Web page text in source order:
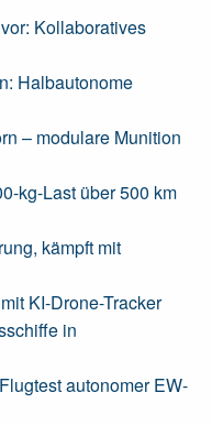
Kollaboratives
Halbautonome
– modulare Munition
kg-Last über 500 km
kämpft mit
KI-Drone-Tracker
in
autonomer EW-